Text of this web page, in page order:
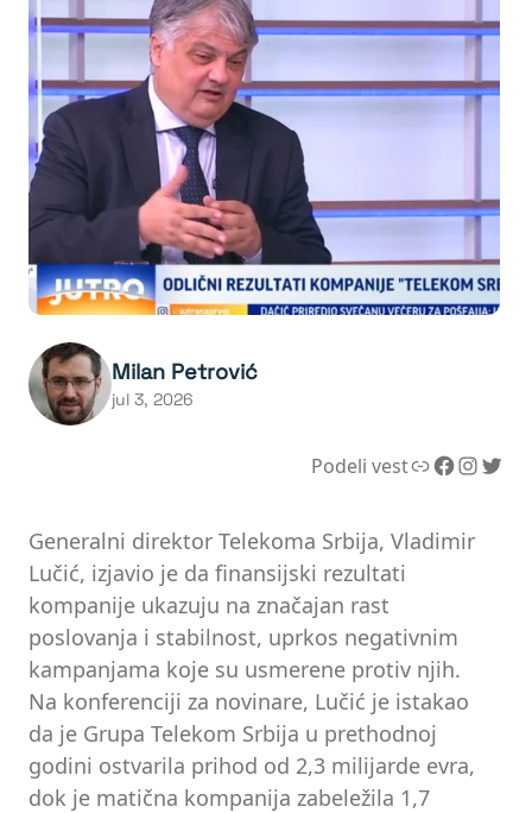
Milan Petrović
jul 3, 2026
Podeli vestLink Facebook InstagramTwitter
Generalni direktor Telekoma Srbija, Vladimir
Lučić, izjavio je da finansijski rezultati
kompanije ukazuju na značajan rast
poslovanja i stabilnost, uprkos negativnim
kampanjama koje su usmerene protiv njih.
Na konferenciji za novinare, Lučić je istakao
da je Grupa Telekom Srbija u prethodnoj
godini ostvarila prihod od 2,3 milijarde evra,
dok je matična kompanija zabeležila 1,7